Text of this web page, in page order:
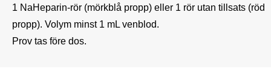
1 NaHeparin-rör (mörkblå propp) eller 1 rör utan tillsats (röd
propp). Volym minst 1 mL venblod.
Prov tas före dos.